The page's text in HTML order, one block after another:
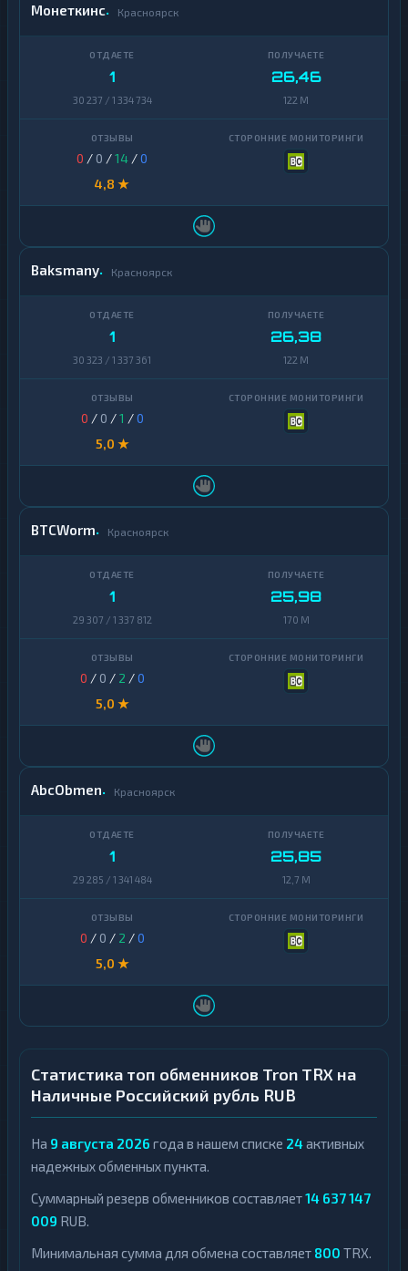
Монеткинс Красноярск
1
30 237 / 1 334 734
26,46
122 M
0 / 0 /14 /0
4,8 ★
Baksmany Красноярск
1
30 323 / 1 337 361
26,38
122 M
0 / 0 /1 /0
5,0 ★
BTCWorm Красноярск
1
29 307 / 1 337 812
25,98
170 M
0 / 0 / 2 /0
5,0 ★
AbcObmen Красноярск
1
29 285 / 1 341 484
25,85
12,7 M
0 / 0 / 2 /0
5,0 ★
Статистика топ обменников Tron TRX на
Наличные Российский рубль RUB
На 9 августа 2026 года в нашем списке 24активных
надежных обменных пункта.
Суммарный резерв обменников составляет14 637 147
009 RUB.
Минимальная сумма для обмена составляет 800 TRX.